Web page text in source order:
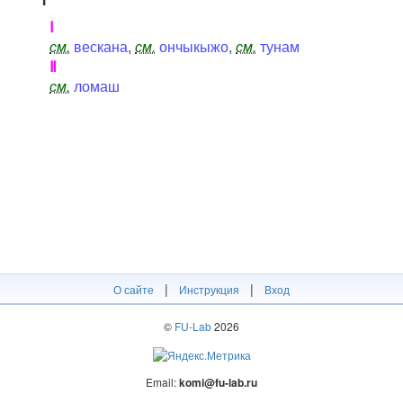
Ⅰ
см. вескана, см. ончыкыжо, см. тунам
Ⅱ
см. ломаш
О сайте | Инструкция | Вход
© FU-Lab2026
Email:komi@fu-lab.ru